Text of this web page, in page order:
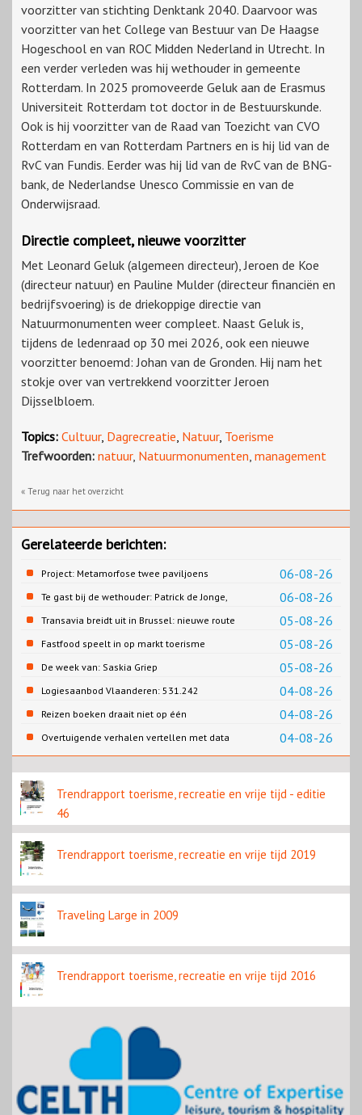
voorzitter van stichting Denktank 2040. Daarvoor was
voorzitter van het College van Bestuur van De Haagse
Hogeschool en van ROC Midden Nederland in Utrecht. In
een verder verleden was hij wethouder in gemeente
Rotterdam. In 2025 promoveerde Geluk aan de Erasmus
Universiteit Rotterdam tot doctor in de Bestuurskunde.
Ook is hij voorzitter van de Raad van Toezicht van CVO
Rotterdam en van Rotterdam Partners en is hij lid van de
RvC van Fundis. Eerder was hij lid van de RvC van de BNG-
bank, de Nederlandse Unesco Commissie en van de
Onderwijsraad.
Directie compleet, nieuwe voorzitter
Met Leonard Geluk (algemeen directeur), Jeroen de Koe
(directeur natuur) en Pauline Mulder (directeur financiën en
bedrijfsvoering) is de driekoppige directie van
Natuurmonumenten weer compleet. Naast Geluk is,
tijdens de ledenraad op 30 mei 2026, ook een nieuwe
voorzitter benoemd: Johan van de Gronden. Hij nam het
stokje over van vertrekkend voorzitter Jeroen
Dijsselbloem.
Topics: Cultuur, Dagrecreatie, Natuur, Toerisme
Trefwoorden: natuur, Natuurmonumenten, management
« Terug naar het overzicht
Gerelateerde berichten:
06-08-26
Project: Metamorfose twee paviljoens
Biesbosch MuseumEiland
06-08-26
Te gast bij de wethouder: Patrick de Jonge,
Gemeente Emmen
05-08-26
Transavia breidt uit in Brussel: nieuwe route
naar Porto
05-08-26
Fastfood speelt in op markt toerisme
05-08-26
De week van: Saskia Griep
04-08-26
Logiesaanbod Vlaanderen: 531.242
slaapplaatsen
04-08-26
Reizen boeken draait niet op één
contentbron
04-08-26
Overtuigende verhalen vertellen met data
Trendrapport toerisme, recreatie en vrije tijd - editie
46
Trendrapport toerisme, recreatie en vrije tijd 2019
Traveling Large in 2009
Trendrapport toerisme, recreatie en vrije tijd 2016